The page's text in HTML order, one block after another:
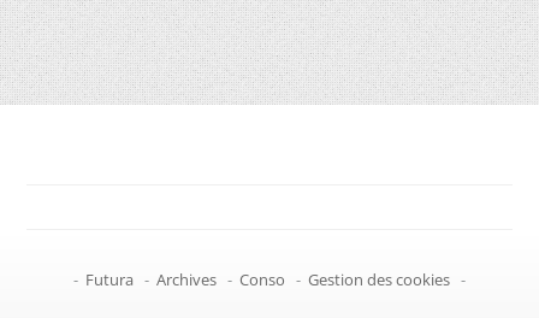
- Futura - Archives - Conso - Gestion des cookies -